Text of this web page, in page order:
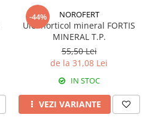
-44% NOROFERT
Ulei horticol mineral FORTIS
MINERAL T.P.
55,50 Lei
de la 31,08 Lei
IN STOC
VEZI VARIANTE